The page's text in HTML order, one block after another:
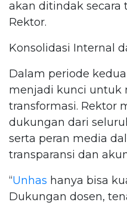
akan ditindak secara
Rektor.
Konsolidasi Internal
Dalam periode
menjadi kunci untuk
transformasi. Rektor
dukungan dari
serta peran media
transparansi dan
“Unhas hanya bisa
Dukungan dosen,